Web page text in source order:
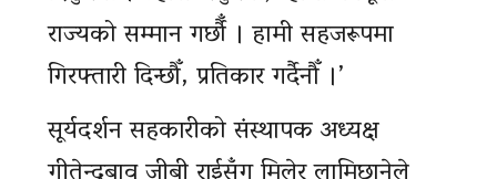
राज्यको सम्मान गर्छौँ । हामी सहजरूपमा
गिरफ्तारी दिन्छौँ, प्रतिकार गर्दैनौँ ।’
सूर्यदर्शन सहकारीको संस्थापक अध्यक्ष